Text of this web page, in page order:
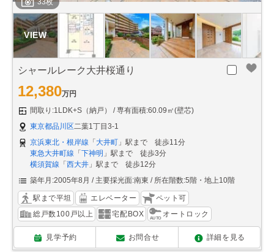
シャールレーク大井桜通り
12,380万円
間取り:1LDK+S（納戸）
専有面積:60.09㎡(壁芯)
東京都品川区二葉1丁目3-1
京浜東北・根岸線 「大井町 」駅まで 徒歩11分
東急大井町線 「下神明 」駅まで 徒歩3分
横須賀線 「西大井 」駅まで 徒歩12分
築年月:2005年8月
主要採光面:南東 所在階数:5階・地上10階
駅まで平坦 エレベーター
ペット可
総戸数100戸以上
宅配BOX オートロック
見学予約 お問合せ 詳細を見る